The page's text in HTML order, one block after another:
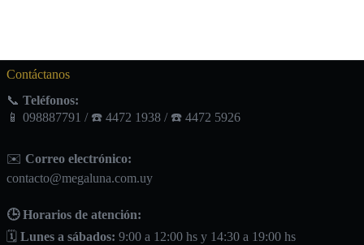
Contáctanos
📞 Teléfonos:
📱 098887791 / ☎️ 4472 1938 / ☎️ 4472 5926
✉️ Correo electrónico:
contacto@megaluna.com.uy
🕒 Horarios de atención:
🗓️ Lunes a sábados: 9:00 a 12:00 hs y 14:30 a 19:00 hs